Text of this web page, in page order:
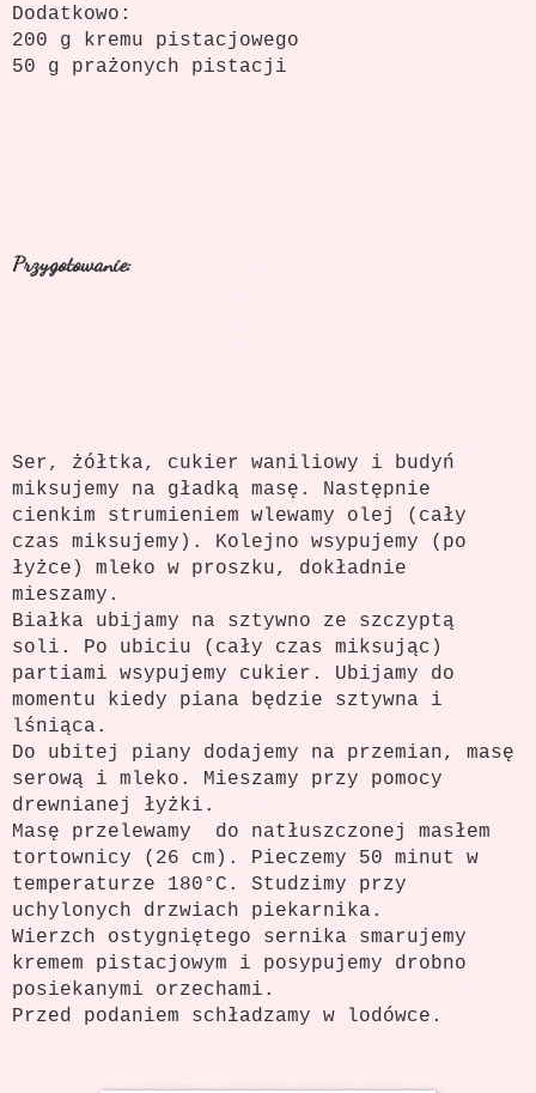
Dodatkowo:
200 g kremu pistacjowego
50 g prażonych pistacji
Przygotowanie:
Ser, żółtka, cukier waniliowy i budyń
miksujemy na gładką masę. Następnie
cienkim strumieniem wlewamy olej (cały
czas miksujemy). Kolejno wsypujemy (po
łyżce) mleko w proszku, dokładnie
mieszamy.
Białka ubijamy na sztywno ze szczyptą
soli. Po ubiciu (cały czas miksując)
partiami wsypujemy cukier. Ubijamy do
momentu kiedy piana będzie sztywna i
lśniąca.
Do ubitej piany dodajemy na przemian, masę
serową i mleko. Mieszamy przy pomocy
drewnianej łyżki.
Masę przelewamy do natłuszczonej masłem
tortownicy (26 cm). Pieczemy 50 minut w
temperaturze 180°C. Studzimy przy
uchylonych drzwiach piekarnika.
Wierzch ostygniętego sernika smarujemy
kremem pistacjowym i posypujemy drobno
posiekanymi orzechami.
Przed podaniem schładzamy w lodówce.